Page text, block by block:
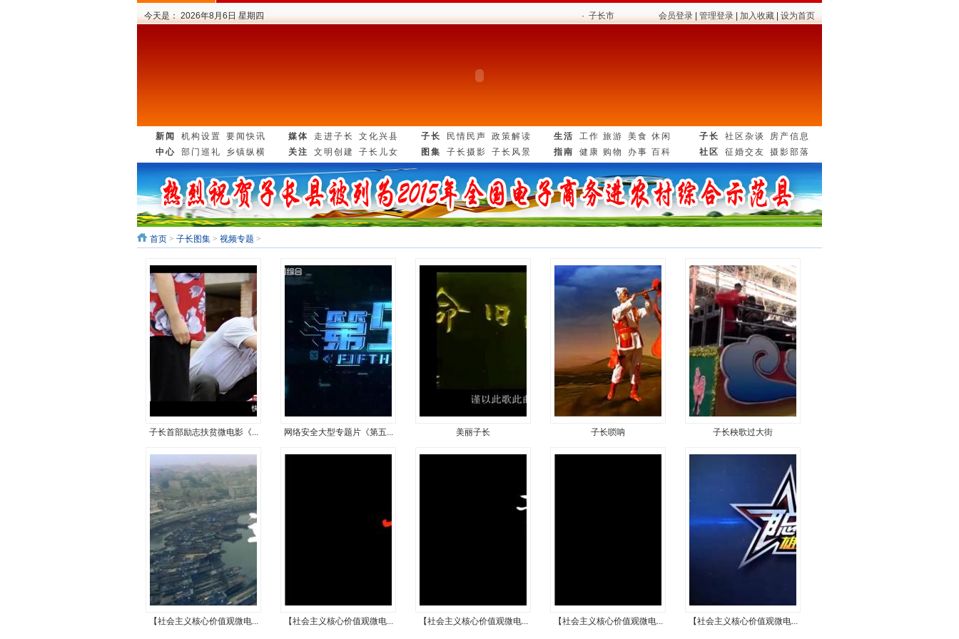
今天是： 2026年8月6日 星期四 子长市公安局交通管理大队关于对乱停乱...
会员登录 管理登录 加入收藏 设为首页
新闻
中心
机构设置
要闻快讯
部门巡礼
乡镇纵横
媒体
关注
走进子长
文化兴县
文明创建
子长儿女
子长
图集
民情民声
政策解读
子长摄影
子长风景
生活
指南
工作 旅游 美食 休闲
健康 购物 办事 百科
子长
社区
社区杂谈
房产信息
征婚交友
摄影部落
首页 > 子长图集 > 视频专题 >
子长首部励志扶贫微电影《... 网络安全大型专题片《第五... 美丽子长 子长唢呐 子长秧歌过大街
【社会主义核心价值观微电... 【社会主义核心价值观微电... 【社会主义核心价值观微电... 【社会主义核心价值观微电... 【社会主义核心价值观微电...